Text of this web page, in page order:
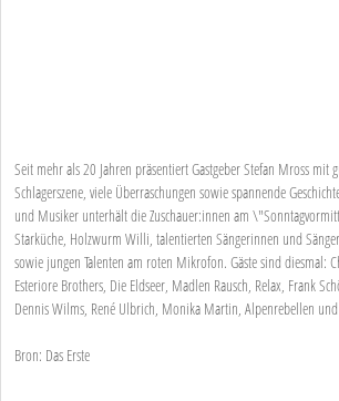
Seit mehr als 20 Jahren präsentiert Gastgeber Stefan Mross mit
Schlagerszene, viele Überraschungen sowie spannende
und Musiker unterhält die Zuschauer:innen am
Starküche, Holzwurm Willi, talentierten Sängerinnen und
sowie jungen Talenten am roten Mikrofon. Gäste sind diesmal:
Esteriore Brothers, Die Eldseer, Madlen Rausch, Relax, Frank
Dennis Wilms, René Ulbrich, Monika Martin, Alpenrebellen
Bron: Das Erste